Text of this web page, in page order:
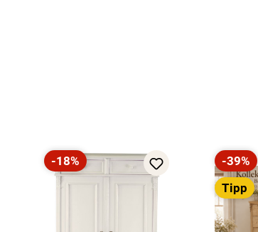
Rabatt
-18%
Rabatt
-39%
Tipp